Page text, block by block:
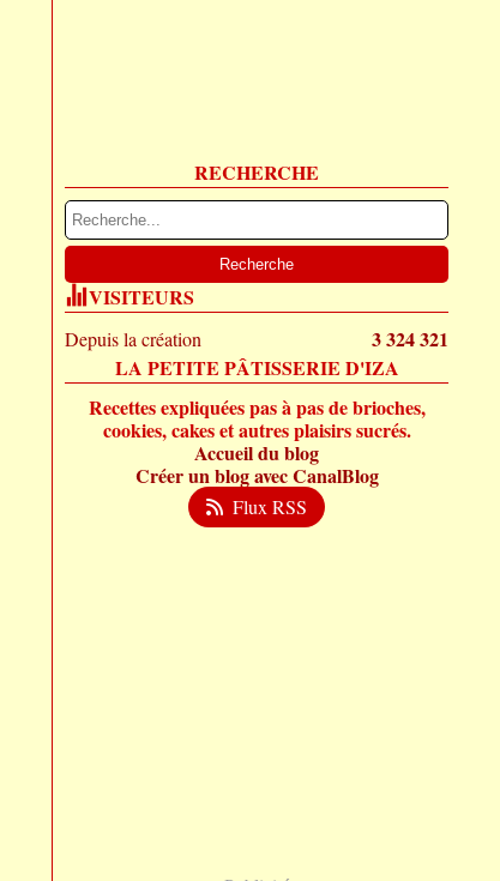
RECHERCHE
VISITEURS
Depuis la création
3 324 321
LA PETITE PÂTISSERIE D'IZA
Recettes expliquées pas à pas de brioches,
cookies, cakes et autres plaisirs sucrés.
Accueil du blog
Créer un blog avec CanalBlog
Flux RSS